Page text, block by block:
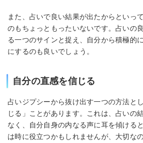
また、占いで良い結果が出たからといっ
のもちょっともったいないです。占いの
る一つのサインと捉え、自分から積極的
にするのも良いでしょう。
自分の直感を信じる
占いジプシーから抜け出す一つの方法と
じる」ことがあります。これは、占いの
なく、自分自身の内なる声に耳を傾ける
は時に役立つかもしれませんが、大切な